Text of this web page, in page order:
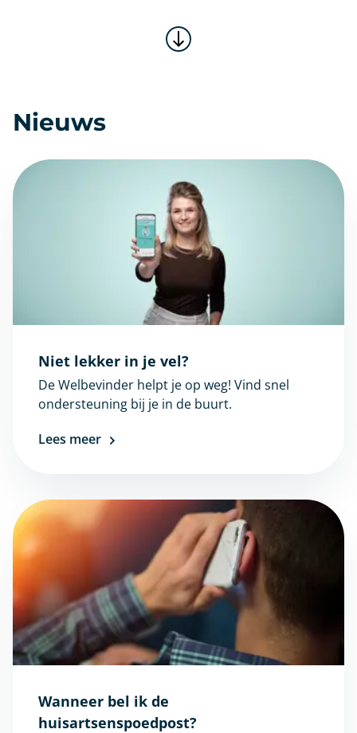
Nieuws
Niet lekker in je vel?
De Welbevinder helpt je op weg! Vind snel
ondersteuning bij je in de buurt.
Lees meer
Wanneer bel ik de
huisartsenspoedpost?